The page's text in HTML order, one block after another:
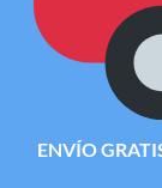
ENVÍO